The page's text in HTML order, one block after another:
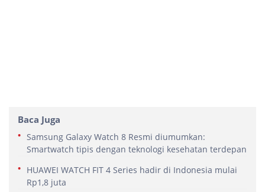
Baca Juga
Samsung Galaxy Watch 8 Resmi diumumkan:
Smartwatch tipis dengan teknologi kesehatan terdepan
HUAWEI WATCH FIT 4 Series hadir di Indonesia mulai
Rp1,8 juta